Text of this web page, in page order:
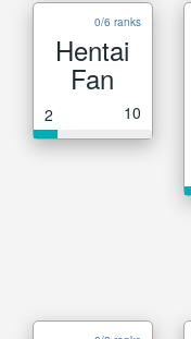
0/6 ranks
Hentai
Fan
2 10